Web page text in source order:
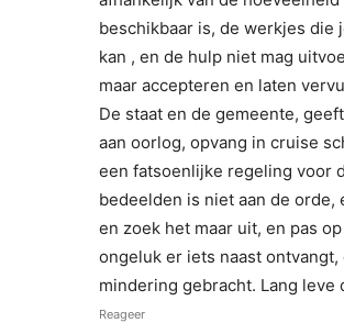
beschikbaar is, de werkjes die
kan , en de hulp niet mag
maar accepteren en laten
De staat en de gemeente,
aan oorlog, opvang in cruise
een fatsoenlijke regeling voor
bedeelden is niet aan de orde,
en zoek het maar uit, en pas
ongeluk er iets naast
mindering gebracht. Lang leve
Reageer